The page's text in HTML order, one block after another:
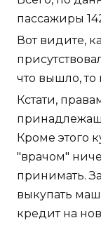
пассажиры
Вот видите,
что вышло,
Кстати,
Кроме этого
"врачом"
принимать.
выкупать
кредит на